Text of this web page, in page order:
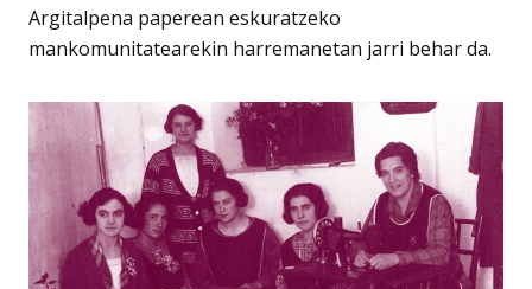
Argitalpena paperean eskuratzeko
mankomunitatearekin harremanetan jarri behar da.